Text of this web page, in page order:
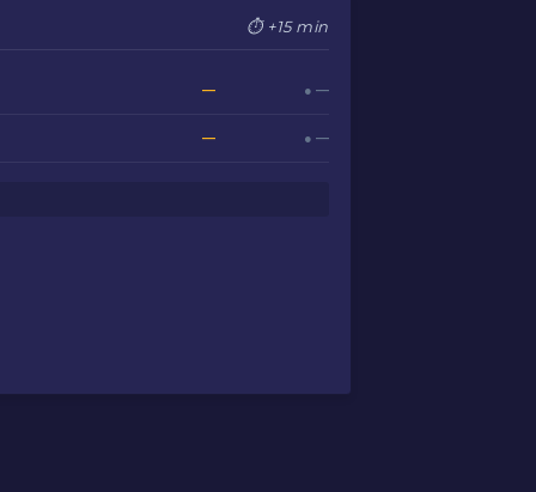
⏱ +15 min
— ● —
— ● —